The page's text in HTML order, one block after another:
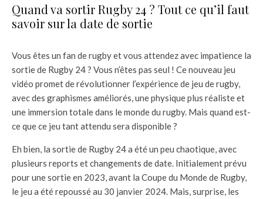
Quand va sortir Rugby 24 ? Tout ce qu’il faut
savoir sur la date de sortie
Vous êtes un fan de rugby et vous attendez avec impatience la
sortie de Rugby 24 ? Vous n’êtes pas seul ! Ce nouveau jeu
vidéo promet de révolutionner l’expérience de jeu de rugby,
avec des graphismes améliorés, une physique plus réaliste et
une immersion totale dans le monde du rugby. Mais quand est-
ce que ce jeu tant attendu sera disponible ?
Eh bien, la sortie de Rugby 24 a été un peu chaotique, avec
plusieurs reports et changements de date. Initialement prévu
pour une sortie en 2023, avant la Coupe du Monde de Rugby,
le jeu a été repoussé au 30 janvier 2024. Mais, surprise, les